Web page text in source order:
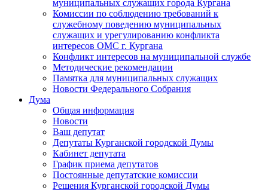
муниципальных служащих города Кургана
Комиссии по соблюдению требований к
служебному поведению муниципальных
служащих и урегулированию конфликта
интересов ОМС г. Кургана
Конфликт интересов на муниципальной службе
Методические рекомендации
Памятка для муниципальных служащих
Новости Федерального Cобрания
Дума
Общая информация
Новости
Ваш депутат
Депутаты Курганской городской Думы
Кабинет депутата
График приема депутатов
Постоянные депутатские комиссии
Решения Курганской городской Думы